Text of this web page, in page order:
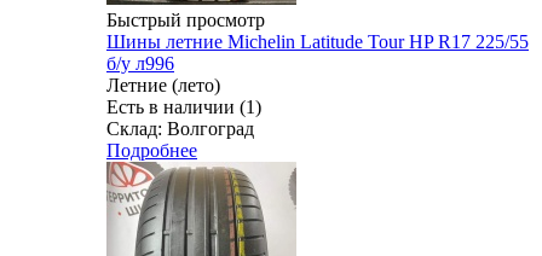
Быстрый просмотр
Шины летние Michelin Latitude Tour HP R17 225/55
б/у л996
Летние (лето)
Есть в наличии (1)
Склад: Волгоград
Подробнее